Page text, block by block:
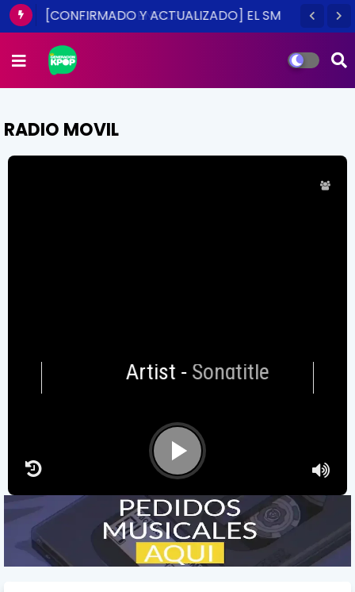
[CONFIRMADO Y ACTUALIZADO] EL SM
2014
RADIO MOVIL
Artist-Songtitle